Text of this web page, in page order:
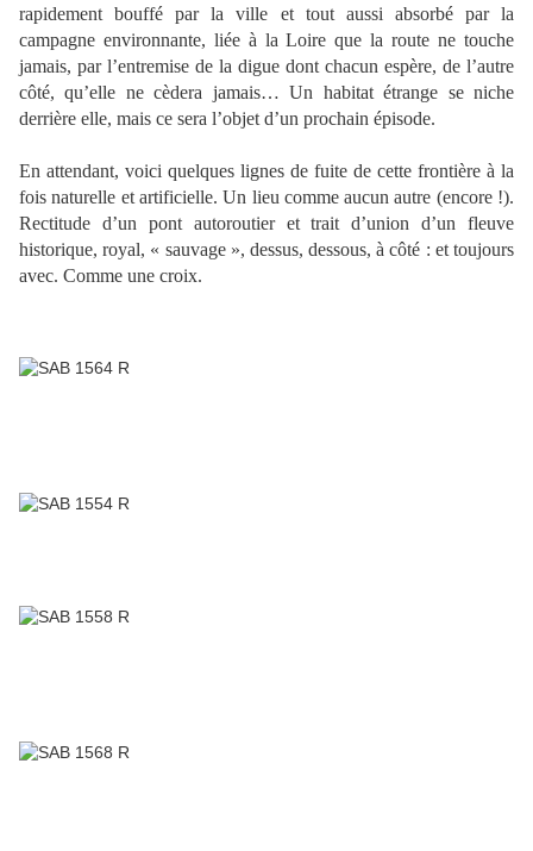
rapidement bouffé par la ville et tout aussi absorbé par la
campagne environnante, liée à la Loire que la route ne touche
jamais, par l’entremise de la digue dont chacun espère, de l’autre
côté, qu’elle ne cèdera jamais… Un habitat étrange se niche
derrière elle, mais ce sera l’objet d’un prochain épisode.
En attendant, voici quelques lignes de fuite de cette frontière à la
fois naturelle et artificielle. Un lieu comme aucun autre (encore !).
Rectitude d’un pont autoroutier et trait d’union d’un fleuve
historique, royal, « sauvage », dessus, dessous, à côté : et toujours
avec. Comme une croix.